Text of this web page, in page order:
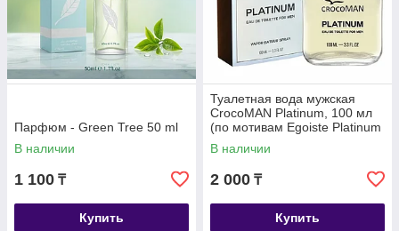
Парфюм - Green Tree 50 ml
В наличии
1 100 ₸
Купить
Туалетная вода мужская
CrocoMAN Platinum, 100 мл
(по мотивам Egoiste Platinum
(Chanel)
В наличии
2 000 ₸
Купить